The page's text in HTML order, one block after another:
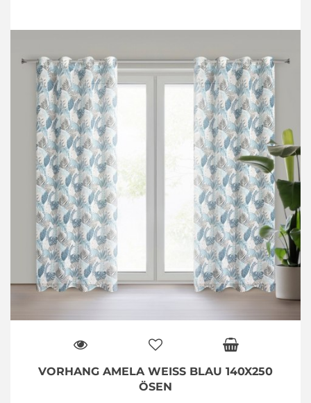
VORHANG AMELA WEISS BLAU 140X250 Ö
SEN